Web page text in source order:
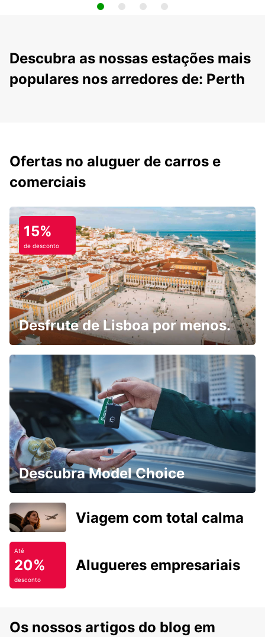
Descubra as nossas estações mais
populares nos arredores de: Perth
Ofertas no aluguer de carros e
comerciais
15%
de desconto
Desfrute de Lisboa por menos.
Descubra Model Choice
Viagem com total calma
Até
20%
desconto
Alugueres empresariais
Os nossos artigos do blog em